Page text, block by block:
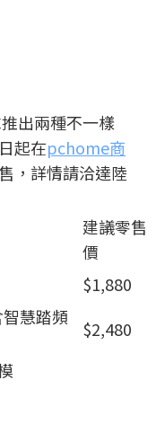
出兩種不一樣
起在pchome商
，詳情請洽達陸
建議零售
價
$1,880
慧踏頻
$2,480